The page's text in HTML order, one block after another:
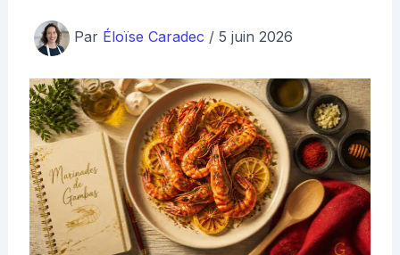
Par Éloïse Caradec / 5 juin 2026